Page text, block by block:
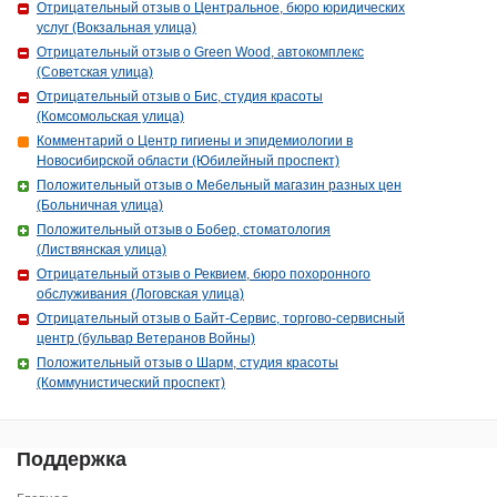
Отрицательный отзыв о Центральное, бюро юридических
услуг (Вокзальная улица)
Отрицательный отзыв о Green Wood, автокомплекс
(Советская улица)
Отрицательный отзыв о Бис, студия красоты
(Комсомольская улица)
Комментарий о Центр гигиены и эпидемиологии в
Новосибирской области (Юбилейный проспект)
Положительный отзыв о Мебельный магазин разных цен
(Больничная улица)
Положительный отзыв о Бобер, стоматология
(Листвянская улица)
Отрицательный отзыв о Реквием, бюро похоронного
обслуживания (Логовская улица)
Отрицательный отзыв о Байт-Сервис, торгово-сервисный
центр (бульвар Ветеранов Войны)
Положительный отзыв о Шарм, студия красоты
(Коммунистический проспект)
Поддержка